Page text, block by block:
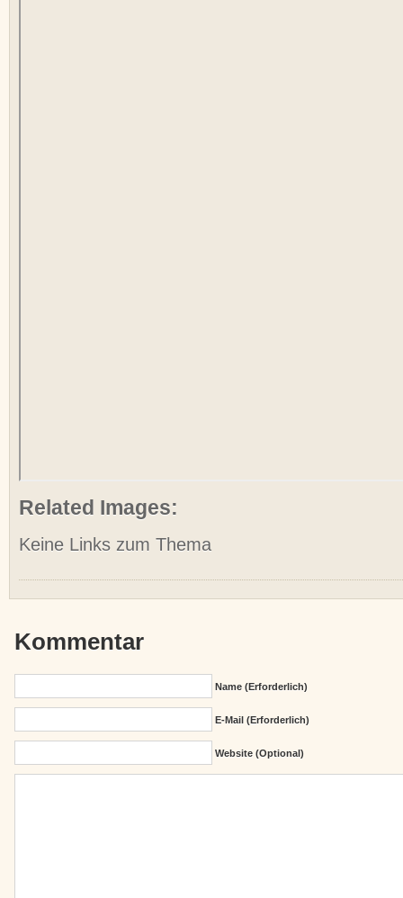
Related Images:
Keine Links zum Thema
Kommentar
Name (erforderlich)
E-Mail (erforderlich)
Website (Optional)